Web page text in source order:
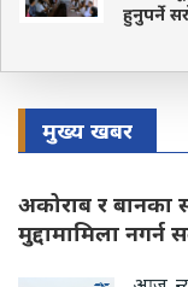
हुनुपर्ने
मुख्य खबर
अकोराब र बानका
मुद्दामामिला